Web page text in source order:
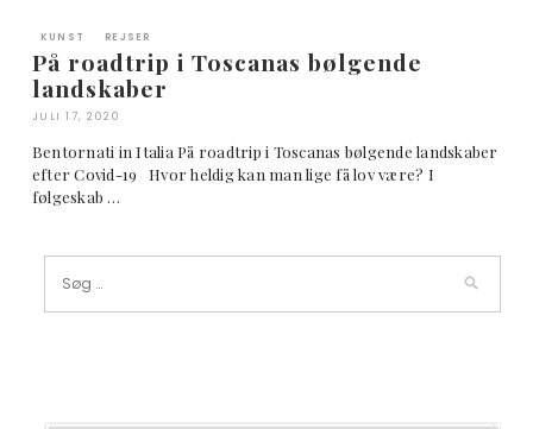
KUNST REJSER
På roadtrip i Toscanas bølgende
landskaber
JULI 17, 2020
Bentornati in Italia På roadtrip i Toscanas bølgende landskaber
efter Covid-19 Hvor heldig kan man lige få lov være? I
følgeskab …